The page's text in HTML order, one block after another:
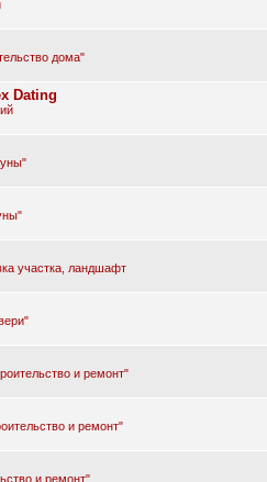
дома"
Dating
участка, ландшафт
и ремонт"
и ремонт"
и ремонт"